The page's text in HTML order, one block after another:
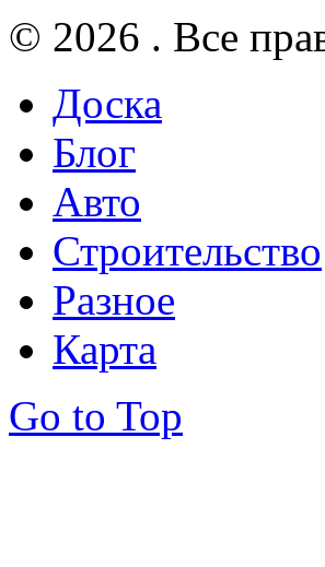
© 2026 . Все
Доска
Блог
Авто
Строительство
Разное
Карта
Go to Top